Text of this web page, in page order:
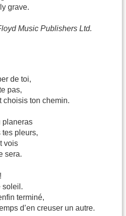
grave.
Music Publishers Ltd.
de toi,
pas,
choisis ton chemin.
planeras
tes pleurs,
vois
sera.
soleil.
terminé,
d’en creuser un autre.